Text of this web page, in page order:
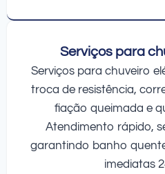
Serviços para
Serviços para chuveiro
troca de resistência,
fiação queimada e
Atendimento rápido,
garantindo banho
imediatas